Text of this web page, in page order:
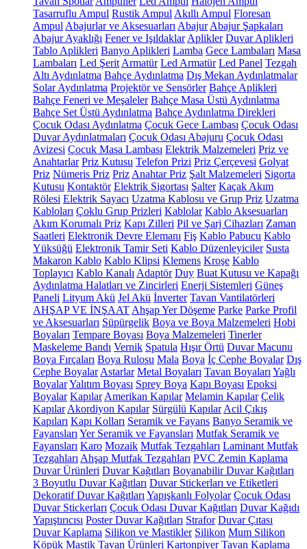
Tasarruflu Ampul Rustik Ampul Akıllı Ampul Floresan
Ampul Abajurlar ve Aksesuarları Abajur Abajur Şapkaları
Abajur Ayaklığı Fener ve Işıldaklar Aplikler Duvar Aplikleri
Tablo Aplikleri Banyo Aplikleri Lamba Gece Lambaları Masa
Lambaları Led Şerit Armatür Led Armatür Led Panel Tezgah
Altı Aydınlatma Bahçe Aydınlatma Dış Mekan Aydınlatmalar
Solar Aydınlatma Projektör ve Sensörler Bahçe Aplikleri
Bahçe Feneri ve Meşaleler Bahçe Masa Üstü Aydınlatma
Bahçe Set Üstü Aydınlatma Bahçe Aydınlatma Direkleri
Çocuk Odası Aydınlatma Çocuk Gece Lambası Çocuk Odası
Duvar Aydınlatmaları Çocuk Odası Abajuru Çocuk Odası
Avizesi Çocuk Masa Lambası Elektrik Malzemeleri Priz ve
Anahtarlar Priz Kutusu Telefon Prizi Priz Çerçevesi Golyat
Priz Nümeris Priz Priz Anahtar Priz Şalt Malzemeleri Sigorta
Kutusu Kontaktör Elektrik Sigortası Şalter Kaçak Akım
Rölesi Elektrik Sayacı Uzatma Kablosu ve Grup Priz Uzatma
Kabloları Çoklu Grup Prizleri Kablolar Kablo Aksesuarları
Akım Korumalı Priz Kapı Zilleri Pil ve Şarj Cihazları Zaman
Saatleri Elektronik Devre Elemanı Fiş Kablo Pabucu Kablo
Yüksüğü Elektronik Tamir Seti Kablo Düzenleyiciler Susta
Makaron Kablo Kablo Klipsi Klemens Kroşe Kablo
Toplayıcı Kablo Kanalı Adaptör Duy Buat Kutusu ve Kapağı
Aydınlatma Halatları ve Zincirleri Enerji Sistemleri Güneş
Paneli Lityum Akü Jel Akü İnverter Tavan Vantilatörleri
AHŞAP VE İNŞAAT Ahşap Yer Döşeme Parke Parke Profil
ve Aksesuarları Süpürgelik Boya ve Boya Malzemeleri Hobi
Boyaları Tempare Boyası Boya Malzemeleri Tinerler
Maskeleme Bandı Vernik Spatula Hışır Örtü Duvar Macunu
Boya Fırçaları Boya Rulosu Mala Boya İç Cephe Boyalar Dış
Cephe Boyalar Astarlar Metal Boyaları Tavan Boyaları Yağlı
BoyalarYalıtım Boyası Sprey Boya Kapı Boyası Epoksi
Boyalar Kapılar Amerikan Kapılar Melamin Kapılar Çelik
Kapılar Akordiyon Kapılar Sürgülü Kapılar Acil Çıkış
Kapıları Kapı Kolları Seramik ve Fayans Banyo Seramik ve
Fayansları Yer Seramik ve Fayansları Mutfak Seramik ve
Fayansları Karo Mozaik Mutfak Tezgahları Laminant Mutfak
Tezgahları Ahşap Mutfak Tezgahları PVC Zemin Kaplama
Duvar Ürünleri Duvar Kağıtları Boyanabilir Duvar Kağıtları
3 Boyutlu Duvar Kağıtları Duvar Stickerları ve Etiketleri
Dekoratif Duvar Kağıtları Yapışkanlı Folyolar Çocuk Odası
Duvar Stickerları Çocuk Odası Duvar Kağıtları Duvar Kağıdı
Yapıştırıcısı Poster Duvar Kağıtları Strafor Duvar Çıtası
Duvar Kaplama Silikon ve Mastikler Silikon Mum Silikon
Köpük Mastik Tavan Ürünleri Kartonpiyer Tavan Kaplama